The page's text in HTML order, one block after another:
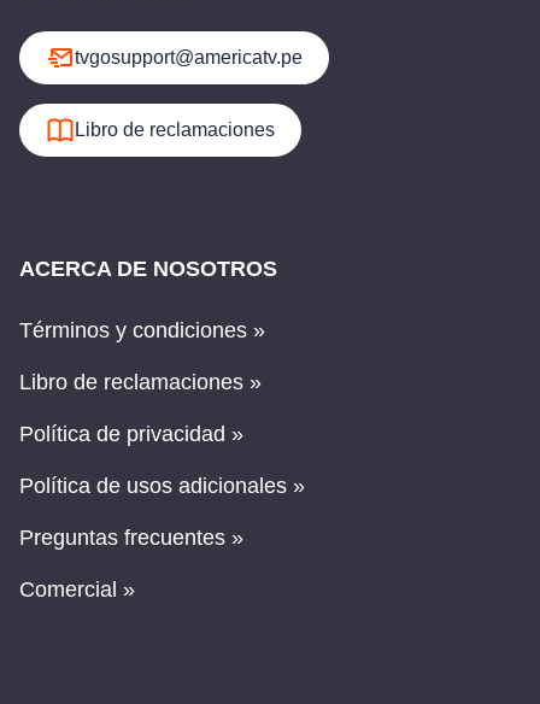
tvgosupport@americatv.pe
Libro de reclamaciones
ACERCA DE NOSOTROS
Términos y condiciones »
Libro de reclamaciones »
Política de privacidad »
Política de usos adicionales »
Preguntas frecuentes »
Comercial »